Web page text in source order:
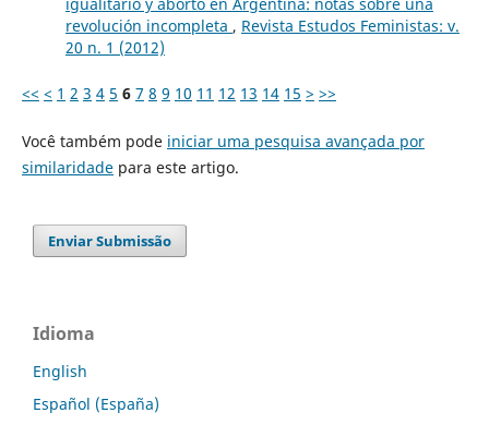
revolución incompleta , Revista Estudos Feministas: v.
20 n. 1 (2012)
<< < 1 2 3 4 5 6 7 8 9 10 11 12 13 14 15 > >>
Você também pode iniciar uma pesquisa avançada por
similaridadepara este artigo.
Enviar Submissão
Idioma
English
Español (España)